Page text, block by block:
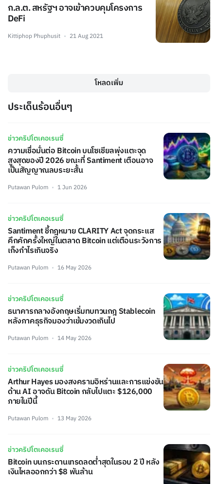
ก.ล.ต. สหรัฐฯ อาจเข้าควบคุมโครงการ
DeFi
Kittiphop Phuphusit 21 Aug 2021
โหลดเพิ่ม
ประเด็นร้อนอื่นๆ
ข่าวคริปโตเคอเรนซี่
ความเชื่อมั่นต่อ Bitcoin บนโซเชียลพุ่งแตะจุด
สูงสุดของปี 2026 ขณะที่ Santiment เตือนอาจ
เป็นสัญญาณลบระยะสั้น
Putawan Pulom 1 Jun 2026
ข่าวคริปโตเคอเรนซี่
Santiment ชี้กฎหมาย CLARITY Act จุดกระแส
คึกคักครั้งใหญ่ในตลาด Bitcoin แต่เตือนระวังการ
เก็งกำไรเกินจริง
Putawan Pulom 16 May 2026
ข่าวคริปโตเคอเรนซี่
ธนาคารกลางอังกฤษเริ่มทบทวนกฎ Stablecoin
หลังภาคธุรกิจมองว่าเข้มงวดเกินไป
Putawan Pulom 14 May 2026
ข่าวคริปโตเคอเรนซี่
Arthur Hayes มองสงครามอิหร่านและการแข่งขัน
ด้าน AI อาจดัน Bitcoin กลับไปแตะ $126,000
ภายในปีนี้
Putawan Pulom 13 May 2026
ข่าวคริปโตเคอเรนซี่
Bitcoin บนกระดานเทรดลดต่ำสุดในรอบ 2 ปี หลัง
เงินไหลออกกว่า $8 พันล้าน